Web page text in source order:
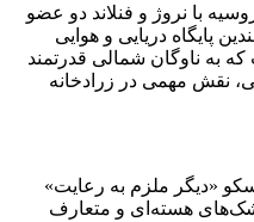
با نروژ و فنلاند دو عضو
پایگاه دریایی و هوایی
که به ناوگان شمالی قدرتمند
نقش مهمی در زرادخانه
«دیگر ملزم به رعایت»
هسته‌ای و متعارف